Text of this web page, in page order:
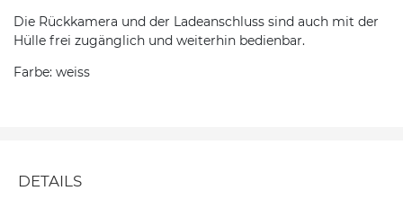
Die Rückkamera und der Ladeanschluss sind auch mit der
Hülle frei zugänglich und weiterhin bedienbar.
Farbe: weiss
DETAILS